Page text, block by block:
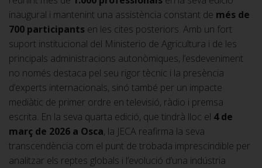
inaugural i mantenint una assistència constant de més de
700 participants en les cites posteriors. Amb un fort
suport institucional del Ministerio de Agricultura i de les
principals administracions autonòmiques, l’esdeveniment
no només destaca pel seu rigor tècnic i la presència
d’experts internacionals, sinó també per un impacte
mediàtic de primer ordre en televisió, ràdio i premsa
escrita. En la seva quarta edició, que tindrà lloc el 4 de
març de 2026 a Osca, la JECA reafirma la seva
transcendència com el punt de trobada imprescindible per
analitzar els reptes globals i l’evolució d’una indústria